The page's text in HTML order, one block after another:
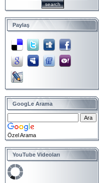
Paylaş
GoogLe Arama
Özel Arama
YouTube Videoları